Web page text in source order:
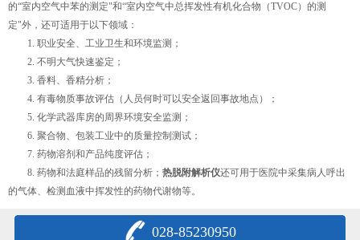
的“室内空气中苯的测定"和“室内空气中总挥发性有机化合物（TVOC）的测
定"外，还可适用于以下领域：
1. 职业安全、工业卫生和环境监测；
2. 不明大气快速鉴定；
3. 香料、香精分析；
4. 有毒物质事故评估（人员何时可以安全返回事故地点）；
5. 化学武器库房的周界环境安全监测；
6. 聚合物、包装工业中的质量控制测试；
7. 药物溶剂和产品纯度评估；
8. 药物和法庭样品的残留分析； 热脱附解析仪还可用于医院中采集病人呼出
的气体、检测血液中挥发性的药物代谢物等。
028-85230950